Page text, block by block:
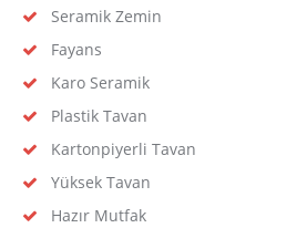
Seramik Zemin
Fayans
Karo Seramik
Plastik Tavan
Kartonpiyerli Tavan
Yüksek Tavan
Hazır Mutfak